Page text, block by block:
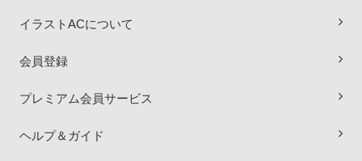
イラストACについて
会員登録
プレミアム会員サービス
ヘルプ＆ガイド